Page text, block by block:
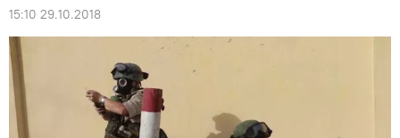
15:10 29.10.2018